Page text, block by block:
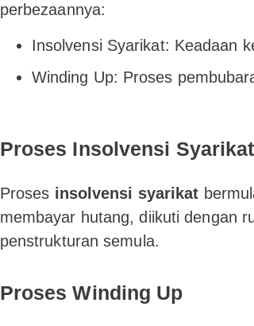
perbezaannya:
Insolvensi Syarikat: Keadaan
Winding Up: Proses
Proses Insolvensi Syarikat
Proses insolvensi syarikat
membayar hutang, diikuti dengan
penstrukturan semula.
Proses Winding Up